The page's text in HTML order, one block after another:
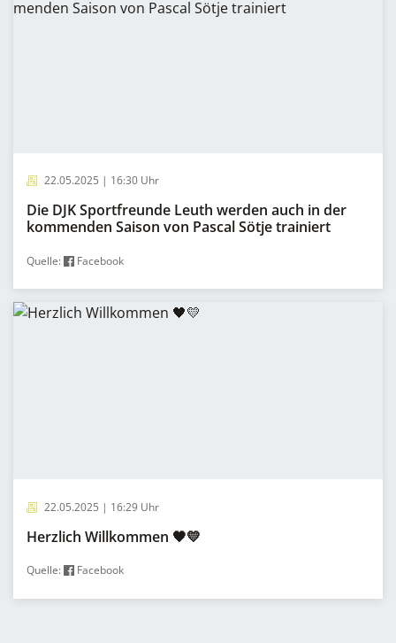
22.05.2025 | 16:30 Uhr
Die DJK Sportfreunde Leuth werden auch in der
kommenden Saison von Pascal Sötje trainiert
Quelle: Facebook
22.05.2025 | 16:29 Uhr
Herzlich Willkommen 🖤💛
Quelle: Facebook